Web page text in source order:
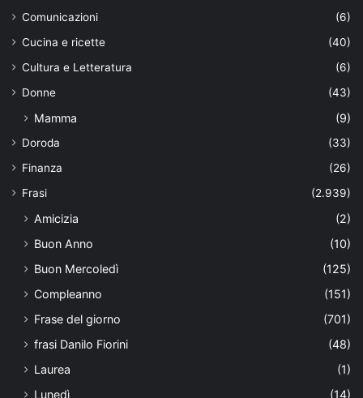
Comunicazioni
(6)
Cucina e ricette
(40)
Cultura e Letteratura
(6)
Donne
(43)
Mamma (9)
Doroda
(33)
Finanza
(26)
Frasi
(2.939)
Amicizia
(2)
Buon Anno
(10)
Buon Mercoledì
(125)
Compleanno
(151)
Frase del giorno
(701)
frasi Danilo Fiorini
(48)
Laurea
(1)
Lunedì
(14)